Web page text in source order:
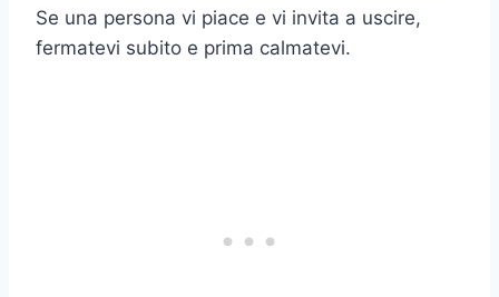
Se una persona vi piace e vi invita a uscire,
fermatevi subito e prima calmatevi.